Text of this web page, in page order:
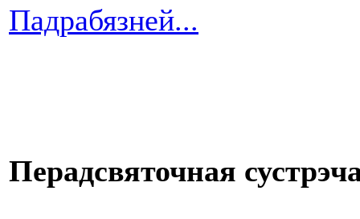
Падрабязней...
Перадсвяточная